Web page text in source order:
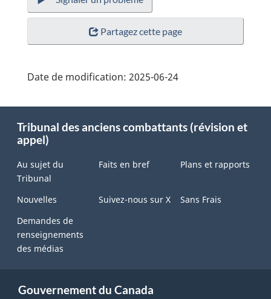
Partagez cette page
Date de modification: 2025-06-24
this
site
Tribunal des anciens combattants (révision et
appel)
Au sujet du
Tribunal
Faits en bref Plans et rapports
Nouvelles Suivez-nous sur X
Sans Frais
Demandes de
renseignements
des médias
Gouvernement du Canada